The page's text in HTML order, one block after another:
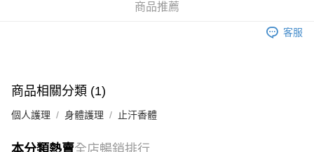
付款後門市自取，訂單確認後2-4個工作天到店，7天內取。逾期後
商品推薦
客服
商品相關分類 (1)
個人護理 身體護理 止汗香體
本分類熱賣全店暢銷排行